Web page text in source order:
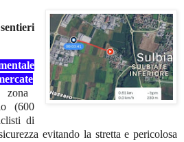
zona
(600
di
evitando la stretta e pericolosa